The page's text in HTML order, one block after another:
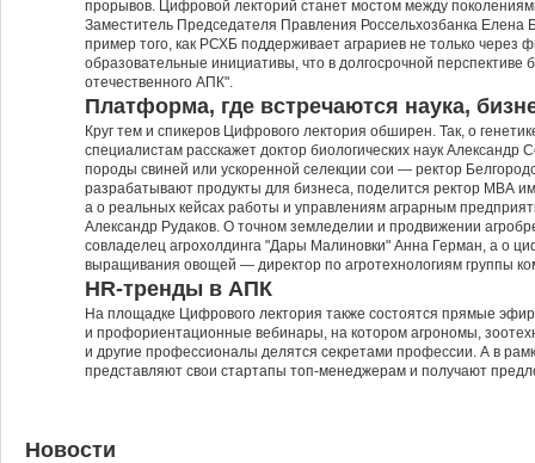
прорывов. Цифровой лекторий станет мостом между
Заместитель Председателя Правления Россельхозбанка
пример того, как РСХБ поддерживает аграриев не только через
образовательные инициативы, что в долгосрочной перспективе
отечественного АПК".
Платформа, где встречаются наука,
Круг тем и спикеров Цифрового лектория обширен. Так, о
специалистам расскажет доктор биологических наук Александр
породы свиней или ускоренной селекции сои — ректор
разрабатывают продукты для бизнеса, поделится ректор МВА
а о реальных кейсах работы и управлениям аграрным
Александр Рудаков. О точном земледелии и продвижении
совладелец агрохолдинга "Дары Малиновки" Анна Герман, а о
выращивания овощей — директор по агротехнологиям группы
HR-тренды в АПК
На площадке Цифрового лектория также состоятся прямые
и профориентационные вебинары, на котором агрономы,
и другие профессионалы делятся секретами профессии. А в
представляют свои стартапы топ-менеджерам и получают
Новости